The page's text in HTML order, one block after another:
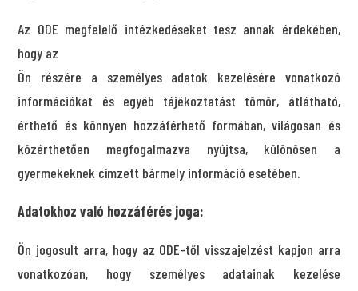
Az ODE megfelelő intézkedéseket tesz annak érdekében,
hogy az
Ön részére a személyes adatok kezelésére vonatkozó
információkat és egyéb tájékoztatást tömör, átlátható,
érthető és könnyen hozzáférhető formában, világosan és
közérthetően megfogalmazva nyújtsa, különösen a
gyermekeknek címzett bármely információ esetében.
Adatokhoz való hozzáférés joga:
Ön jogosult arra, hogy az ODE-től visszajelzést kapjon arra
vonatkozóan, hogy személyes adatainak kezelése